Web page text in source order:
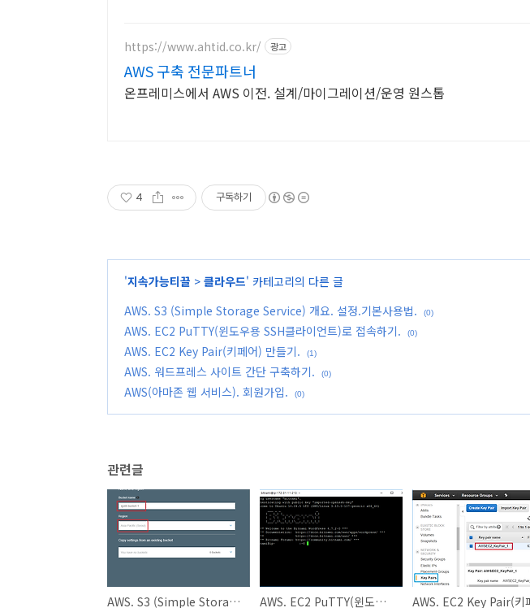
https://www.ahtid.co.kr/ 광고
AWS 구축 전문파트너
온프레미스에서 AWS 이전. 설계/마이그레이션/운영 원스톱
4 구독하기
'지속가능티끌 > 클라우드' 카테고리의 다른 글
AWS. S3 (Simple Storage Service) 개요. 설정.기본사용법.
(0)
AWS. EC2 PuTTY(윈도우용 SSH클라이언트)로 접속하기. (0)
AWS. EC2 Key Pair(키페어) 만들기. (1)
AWS. 워드프레스 사이트 간단 구축하기. (0)
AWS(아마존 웹 서비스). 회원가입. (0)
관련글
AWS. S3 (Simple Storage Service) 개요. 설정.기본사용법. AWS. EC2 PuTTY(윈도우용 SSH클라이언트)로 접속하기.